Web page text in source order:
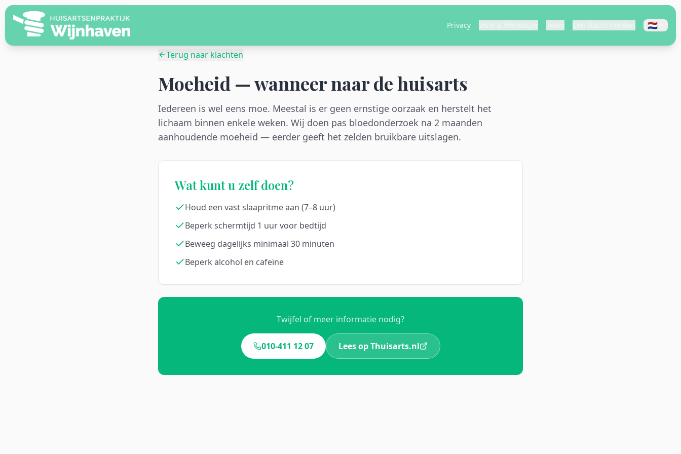
Privacy 🇳🇱
Terug naar klachten
Moeheid — wanneer naar de huisarts
Iedereen is wel eens moe. Meestal is er geen ernstige oorzaak en herstelt het
lichaam binnen enkele weken. Wij doen pas bloedonderzoek na 2 maanden
aanhoudende moeheid — eerder geeft het zelden bruikbare uitslagen.
Wat kunt u zelf doen?
Houd een vast slaapritme aan (7–8 uur)
Beperk schermtijd 1 uur voor bedtijd
Beweeg dagelijks minimaal 30 minuten
Beperk alcohol en cafeïne
Twijfel of meer informatie nodig?
010-411 12 07 Lees op Thuisarts.nl